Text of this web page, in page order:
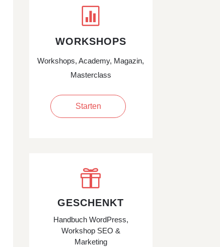

WORKSHOPS
Workshops, Academy, Magazin,
Masterclass
Starten

GESCHENKT
Handbuch WordPress,
Workshop SEO &
Marketing